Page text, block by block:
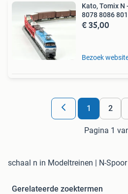
Kato, Tomix N
8078 8086
€ 35,00
Bezoek
1 2
Pagina 1
schaal n in Modeltreinen | N-Spoor
Gerelateerde zoektermen